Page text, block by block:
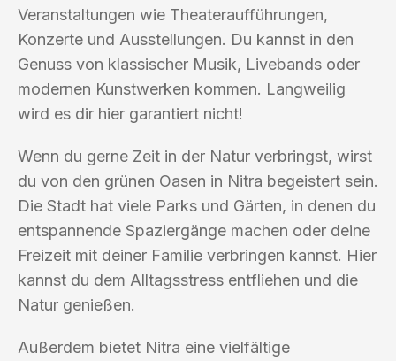
Veranstaltungen wie Theateraufführungen,
Konzerte und Ausstellungen. Du kannst in den
Genuss von klassischer Musik, Livebands oder
modernen Kunstwerken kommen. Langweilig
wird es dir hier garantiert nicht!
Wenn du gerne Zeit in der Natur verbringst, wirst
du von den grünen Oasen in Nitra begeistert sein.
Die Stadt hat viele Parks und Gärten, in denen du
entspannende Spaziergänge machen oder deine
Freizeit mit deiner Familie verbringen kannst. Hier
kannst du dem Alltagsstress entfliehen und die
Natur genießen.
Außerdem bietet Nitra eine vielfältige